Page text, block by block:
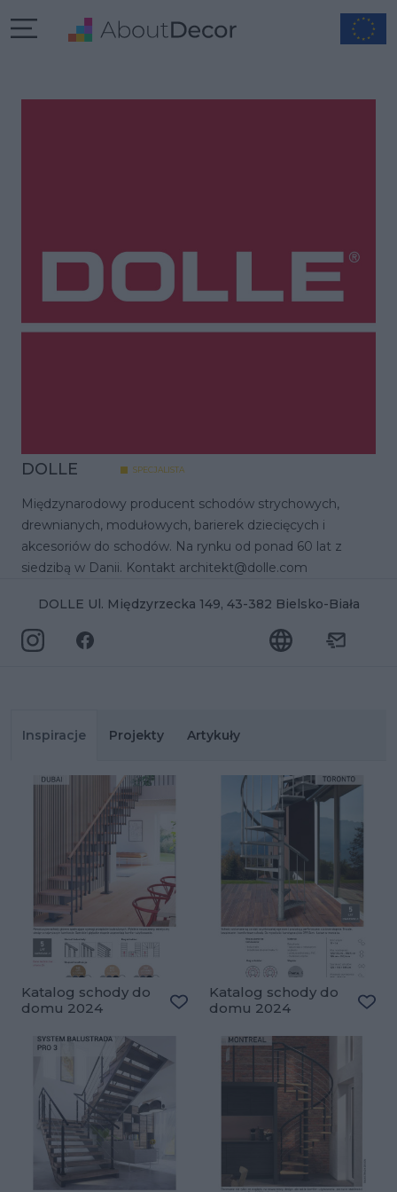
DOLLE SPECJALISTA
Międzynarodowy producent schodów strychowych,
drewnianych, modułowych, barierek dziecięcych i
akcesoriów do schodów. Na rynku od ponad 60 lat z
siedzibą w Danii. Kontakt architekt@dolle.com
DOLLE Ul. Międzyrzecka 149, 43-382 Bielsko-Biała
Inspiracje Projekty Artykuły
Katalog schody do
domu 2024
Katalog schody do
domu 2024